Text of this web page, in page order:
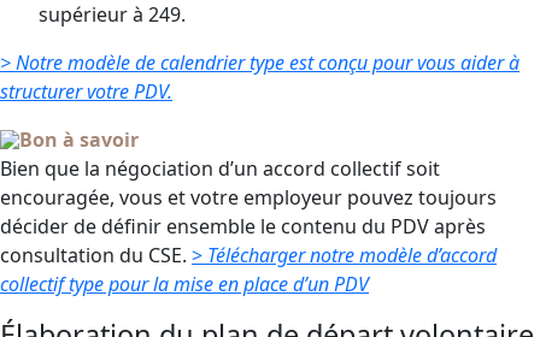
supérieur à 249.
> Notre modèle de calendrier type est conçu pour vous aider à
structurer votre PDV.
Bon à savoir
Bien que la négociation d’un accord collectif soit
encouragée, vous et votre employeur pouvez toujours
décider de définir ensemble le contenu du PDV après
consultation du CSE. > Télécharger notre modèle d’accord
collectif type pour la mise en place d’un PDV